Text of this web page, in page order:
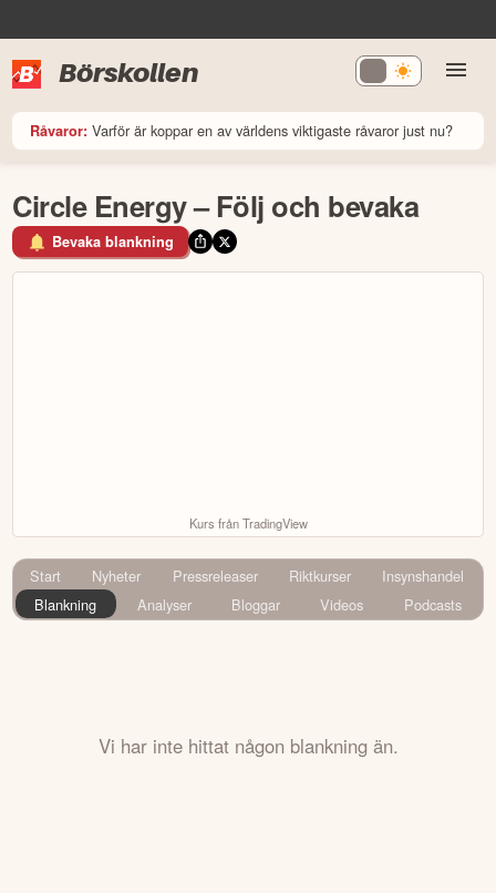
Börskollen
Råvaror: Varför är koppar en av världens viktigaste råvaror just nu?
Circle Energy – Följ och bevaka
Bevaka blankning
Kurs från TradingView
Start Nyheter Pressreleaser Riktkurser
Insynshandel
Blankning
Analyser Bloggar Videos Podcasts
Vi har inte hittat någon blankning än.